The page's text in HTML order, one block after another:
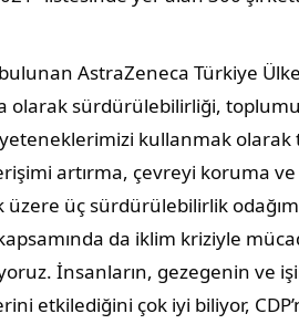
AstraZeneca Türkiye Ülke
olarak sürdürülebilirliği,
kullanmak olarak
artırma, çevreyi koruma
üzere üç sürdürülebilirlik
da iklim kriziyle
İnsanların, gezegenin ve
etkilediğini çok iyi biliyor,